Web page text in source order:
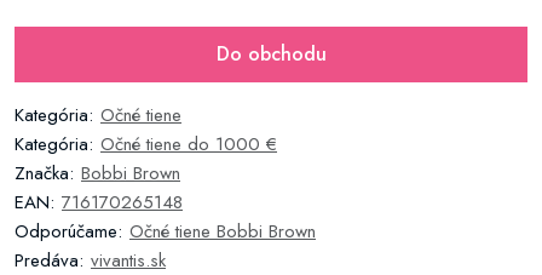
Do obchodu
Kategória: Očné tiene
Kategória: Očné tiene do 1000 €
Značka: Bobbi Brown
EAN: 716170265148
Odporúčame: Očné tiene Bobbi Brown
Predáva: vivantis.sk